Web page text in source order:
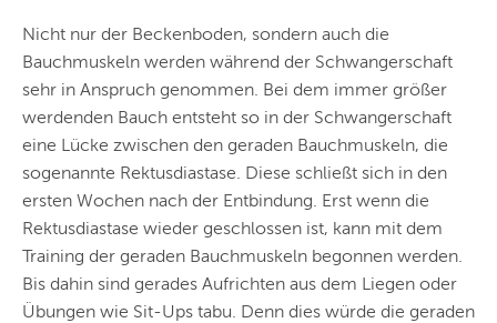
Nicht nur der Beckenboden, sondern auch die
Bauchmuskeln werden während der Schwangerschaft
sehr in Anspruch genommen. Bei dem immer größer
werdenden Bauch entsteht so in der Schwangerschaft
eine Lücke zwischen den geraden Bauchmuskeln, die
sogenannte Rektusdiastase. Diese schließt sich in den
ersten Wochen nach der Entbindung. Erst wenn die
Rektusdiastase wieder geschlossen ist, kann mit dem
Training der geraden Bauchmuskeln begonnen werden.
Bis dahin sind gerades Aufrichten aus dem Liegen oder
Übungen wie Sit-Ups tabu. Denn dies würde die geraden